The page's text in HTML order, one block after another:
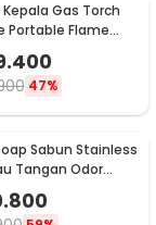
Gas Torch
Portable Flame
47%
Sabun Stainless
Tangan Odor
- HW071